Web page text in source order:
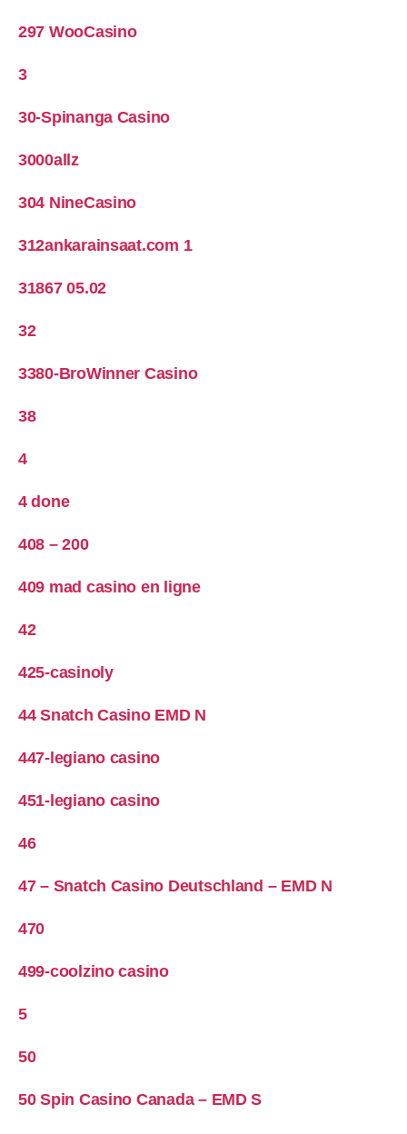
297 WooCasino
3
30-Spinanga Casino
3000allz
304 NineCasino
312ankarainsaat.com 1
31867 05.02
32
3380-BroWinner Casino
38
4
4 done
408 – 200
409 mad casino en ligne
42
425-casinoly
44 Snatch Casino EMD N
447-legiano casino
451-legiano casino
46
47 – Snatch Casino Deutschland – EMD N
470
499-coolzino casino
5
50
50 Spin Casino Canada – EMD S